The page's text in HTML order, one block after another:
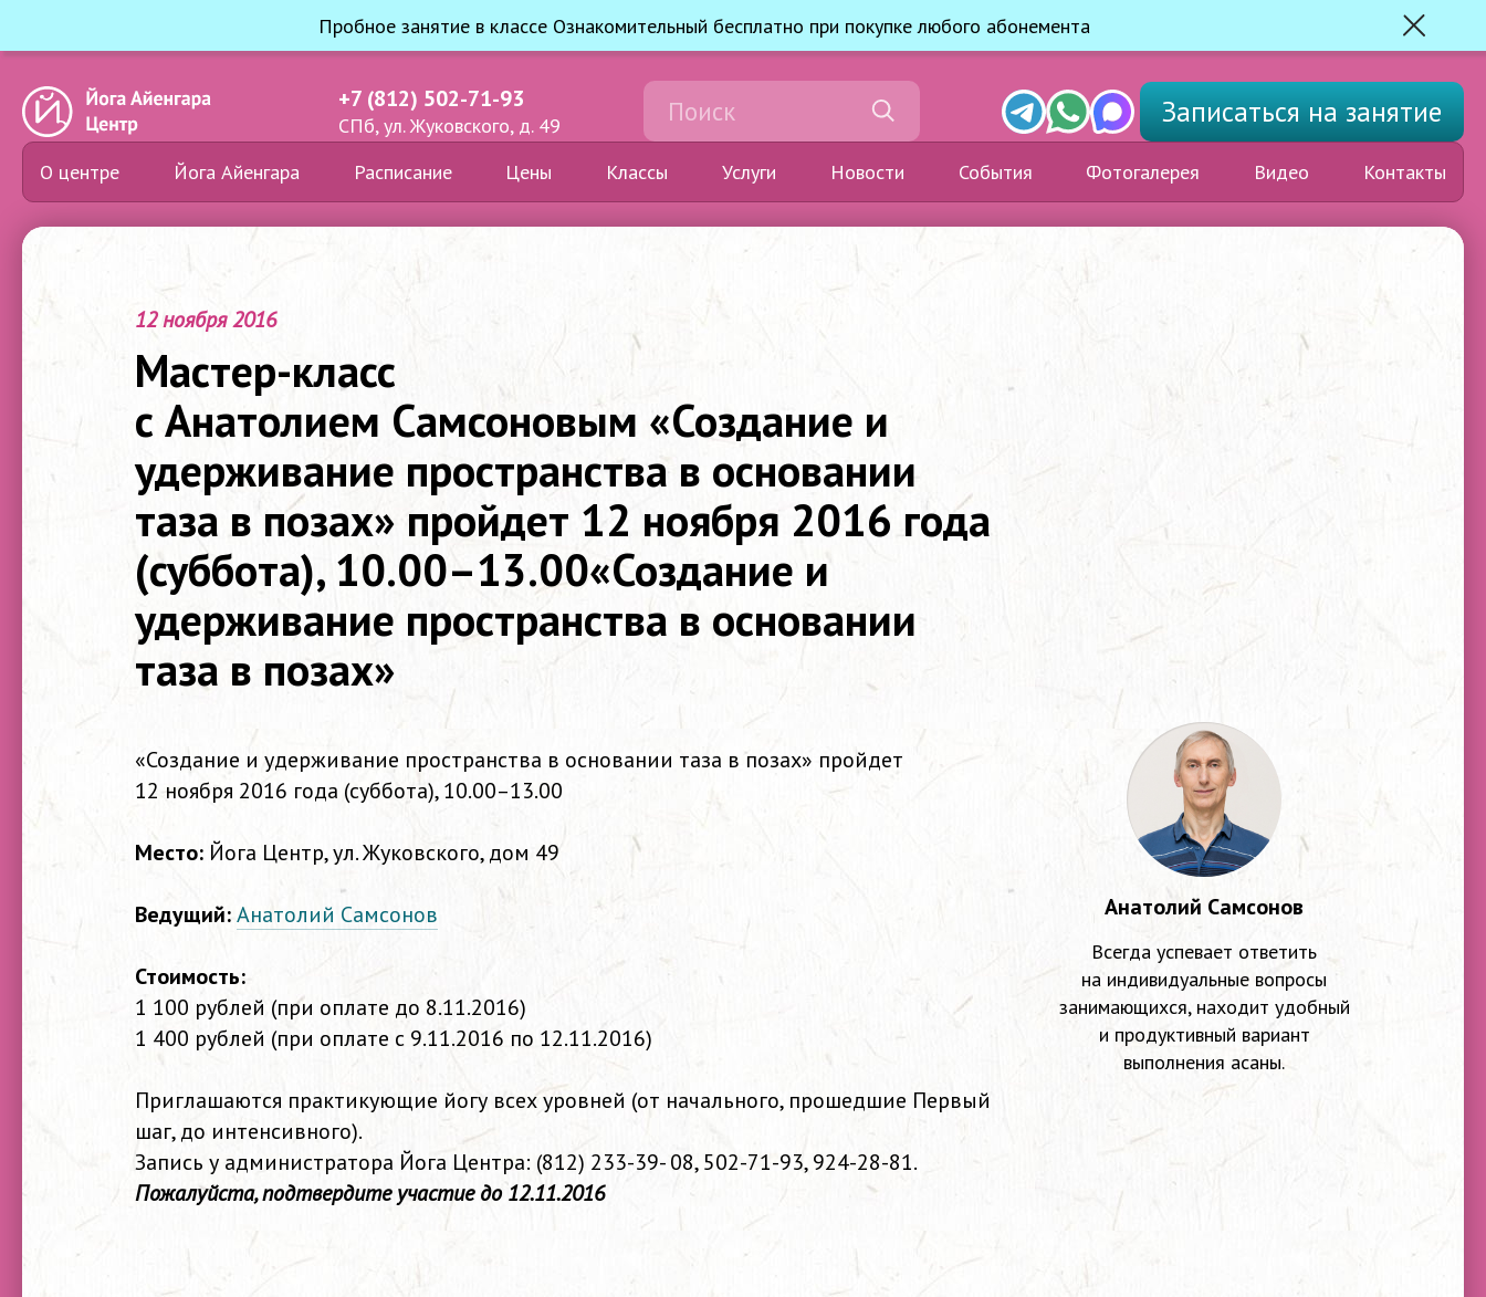
Пробное занятие в классе Ознакомительный бесплатно при покупке любого абонемента
Закрыть
+7 (812) 502-71-93
СПб, ул. Жуковского, д. 49
TelegramWhats'app
Max Записатьсяна занятие
О центре Йога Айенгара Расписание Цены Классы Услуги Новости События Фотогалерея Видео Контакты
12 ноября 2016
Мастер-класс
с Анатолием Самсоновым «Создание и
удерживание пространства в основании
таза в позах» пройдет 12 ноября 2016 года
(суббота), 10.00–13.00«Создание и
удерживание пространства в основании
таза в позах»
«Создание и удерживание пространства в основании таза в позах» пройдет
12 ноября 2016 года (суббота),10.00–13.00
Место: Йога Центр, ул. Жуковского, дом 49
Ведущий:Анатолий Самсонов
Стоимость:
1 100 рублей (при оплате до 8.11.2016)
1 400 рублей (при оплате с 9.11.2016 по 12.11.2016)
Приглашаются практикующие йогу всех уровней (от начального, прошедшие Первый
шаг, до интенсивного).
Запись у администратора Йога Центра: (812) 233-39- 08,502-71-93,924-28-81.
Пожалуйста, подтвердите участие до 12.11.2016
Анатолий Самсонов
Всегда успевает ответить
на индивидуальные вопросы
занимающихся, находит удобный
и продуктивный вариант
выполнения асаны.